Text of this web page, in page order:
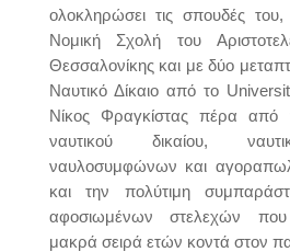
ολοκληρώσει τις σπουδές
Νομική Σχολή του
Θεσσαλονίκης και με δύο
Ναυτικό Δίκαιο από το
Νίκος Φραγκίστας πέρα από
ναυτικού δικαίου,
ναυλοσυμφώνων και
και την πολύτιμη
αφοσιωμένων στελεχών
μακρά σειρά ετών κοντά στον